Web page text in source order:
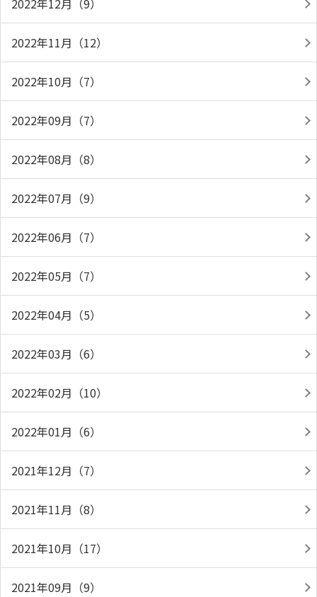
2022年12月（9）
2022年11月（12）
2022年10月（7）
2022年09月（7）
2022年08月（8）
2022年07月（9）
2022年06月（7）
2022年05月（7）
2022年04月（5）
2022年03月（6）
2022年02月（10）
2022年01月（6）
2021年12月（7）
2021年11月（8）
2021年10月（17）
2021年09月（9）